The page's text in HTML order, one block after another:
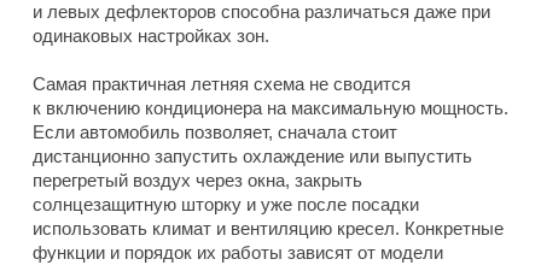
и левых дефлекторов способна различаться даже при
одинаковых настройках зон.
Самая практичная летняя схема не сводится
к включению кондиционера на максимальную мощность.
Если автомобиль позволяет, сначала стоит
дистанционно запустить охлаждение или выпустить
перегретый воздух через окна, закрыть
солнцезащитную шторку и уже после посадки
использовать климат и вентиляцию кресел. Конкретные
функции и порядок их работы зависят от модели